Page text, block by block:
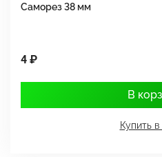
Саморез 38 мм
4 ₽
В
Купить в